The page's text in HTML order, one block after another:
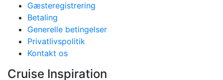
Gæsteregistrering
Betaling
Generelle betingelser
Privatlivspolitik
Kontakt os
Cruise Inspiration